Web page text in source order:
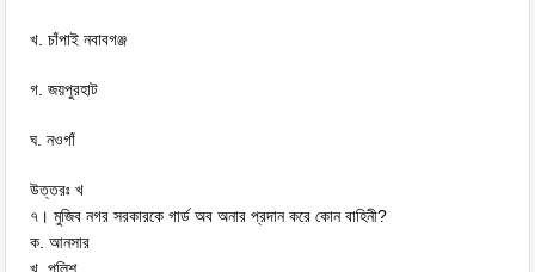
খ. চাঁপাই নবাবগঞ্জ
গ. জয়পুরহাট
ঘ. নওগাঁ
উত্তরঃ খ
৭। মুজিব নগর সরকারকে গার্ড অব অনার প্রদান করে কোন বাহিনী?
ক. আনসার